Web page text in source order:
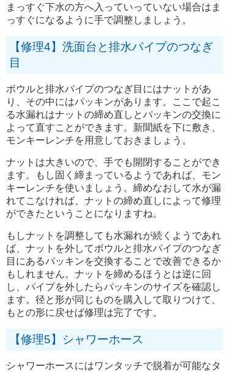
まっすぐ下水の方へ入っていっていない場合はま
っすぐになるように手で調整しましょう。
【修理4】洗面台と排水パイプのつなぎ
目
ボウルと排水パイプのつなぎ目にはナットがあ
り、その中にはパッキンがあります。ここで起こ
る水漏れはナットの締め直しとパッキンの交換に
よって直すことができます。新聞紙を下に敷き、
モンキーレンチを用意しておきましょう。
ナットは大きいので、手でも開閉することができ
ます。もし固く締まっているようであれば、モン
キーレンチを使いましょう。締めなおして水が漏
れてこなければ、ナットの締め直しによって修理
ができたということになりますね。
もしナットを調整しても水漏れが続くようであれ
ば、ナットを外してボウルと排水パイプのつなぎ
目にあるパッキンを交換することで改善できるか
もしれません。ナットを締めるほうとは逆に回
し、パイプを外したらパッキンのサイズを確認し
ます。径と形が同じものを購入して取りつけて、
もとの形に戻せば修理は完了です。
【修理5】シャワーホース
シャワーホースにはワンタッチで脱着が可能なタ